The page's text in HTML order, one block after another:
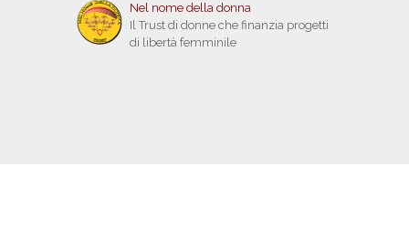
Nel nome della donna
Il Trust di donne che finanzia progetti
di libertà femminile